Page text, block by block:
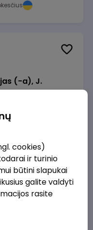
(-a), J.
(-a) Vilniuje
cookies)
ir turinio
būtini slapukai
galite valdyti
rasite